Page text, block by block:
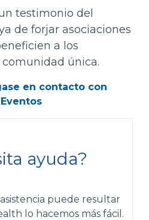
testimonio del
de forjar asociaciones
a los
única.
en contacto con
Eventos
ayuda?
puede resultar
lo hacemos más fácil.